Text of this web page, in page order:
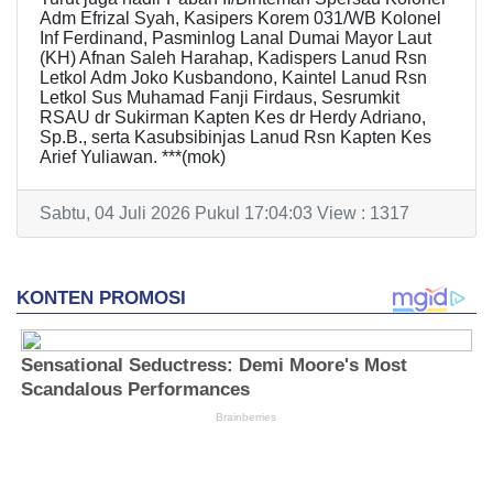
Adm Efrizal Syah, Kasipers Korem 031/WB Kolonel
Inf Ferdinand, Pasminlog Lanal Dumai Mayor Laut
(KH) Afnan Saleh Harahap, Kadispers Lanud Rsn
Letkol Adm Joko Kusbandono, Kaintel Lanud Rsn
Letkol Sus Muhamad Fanji Firdaus, Sesrumkit
RSAU dr Sukirman Kapten Kes dr Herdy Adriano,
Sp.B., serta Kasubsibinjas Lanud Rsn Kapten Kes
Arief Yuliawan. ***(mok)
Sabtu, 04 Juli 2026 Pukul 17:04:03 View : 1317